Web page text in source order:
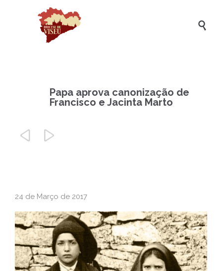

Papa aprova canonização de
Francisco e Jacinta Marto
 
24 de Março de 2017